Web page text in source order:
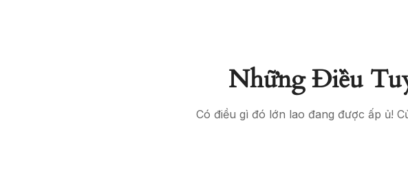
Những Điều
Có điều gì đó lớn lao đang được ấp ủ!